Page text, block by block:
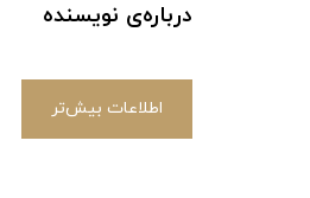
درباره‌ی نویسنده
اطلاعات بیش‌تر